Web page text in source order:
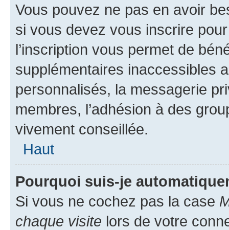
Vous pouvez ne pas en avoir
si vous devez vous inscrire
l’inscription vous permet de
supplémentaires inaccessibles
personnalisés, la messagerie
membres, l’adhésion à des
vivement conseillée.
Haut
Pourquoi suis-je
Si vous ne cochez pas la case
chaque visite lors de votre